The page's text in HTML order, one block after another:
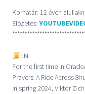
Korhatár: 12 éven
Előzetes:
EN:
For the first time in
Prayers: A Ride Across
In spring 2024, Viktor